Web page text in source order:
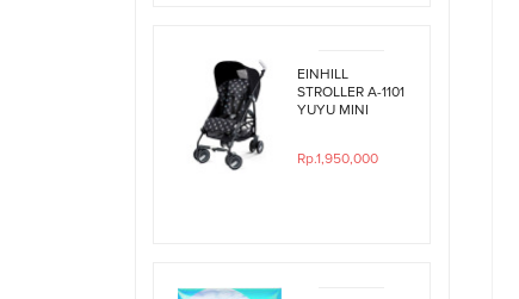
EINHILL
STROLLER A-1101
YUYU MINI
Rp.1,950,000